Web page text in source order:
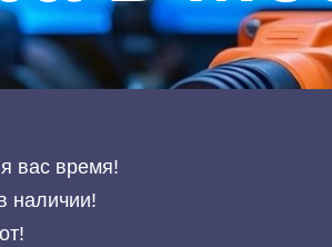
вас время!
наличии!